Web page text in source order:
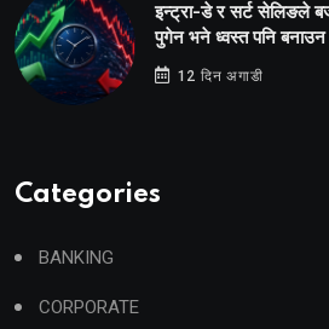
इन्ट्रा-डे र सर्ट सेलिङले
पुगेन भने ध्वस्त पनि
12 दिन अगाडी
Categories
BANKING
CORPORATE